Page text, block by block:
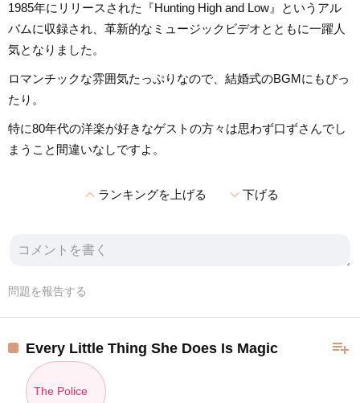
1985年にリリースされた『Hunting High and Low』というアル
バムに収録され、革新的なミュージックビデオとともに一躍人
気となりました。
ロマンチックな雰囲気たっぷりなので、結婚式のBGMにもぴっ
たり。
特に80年代の洋楽が好きなゲストの方々は思わず口ずさんでし
まうこと間違いなしですよ。
expand_lessランキングを上げる expand_more下げる
問題を報告する
playlist_add
Every Little Thing She Does Is Magic
The Police